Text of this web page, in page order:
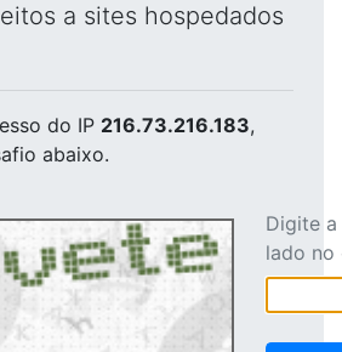
a sites hospedados
do IP 216.73.216.183,
abaixo.
Digite
lado no